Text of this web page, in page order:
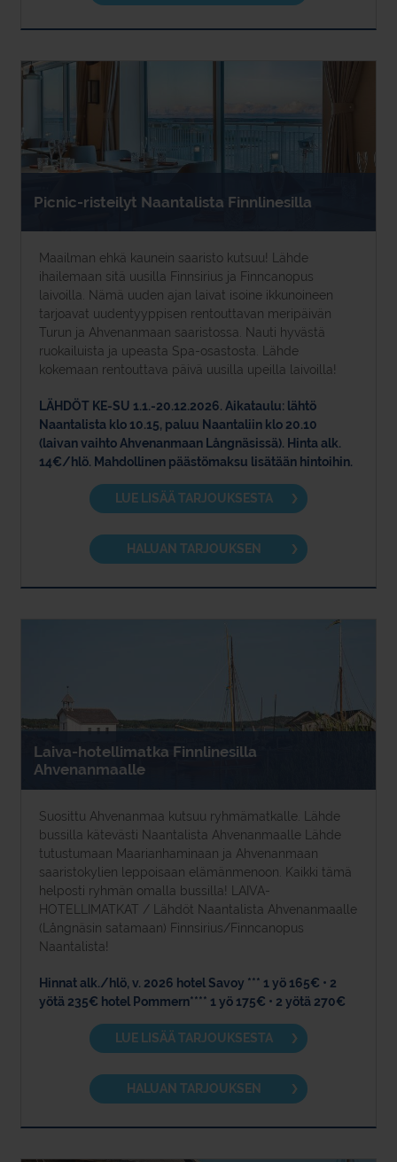
Picnic-risteilyt Naantalista Finnlinesilla
Maailman ehkä kaunein saaristo kutsuu! Lähde
ihailemaan sitä uusilla Finnsirius ja Finncanopus
laivoilla. Nämä uuden ajan laivat isoine ikkunoineen
tarjoavat uudentyyppisen rentouttavan meripäivän
Turun ja Ahvenanmaan saaristossa. Nauti hyvästä
ruokailuista ja upeasta Spa-osastosta. Lähde
kokemaan rentouttava päivä uusilla upeilla laivoilla!
LÄHDÖT KE-SU 1.1.-20.12.2026. Aikataulu: lähtö
Naantalista klo 10.15, paluu Naantaliin klo 20.10
(laivan vaihto Ahvenanmaan Långnäsissä). Hinta alk.
14€/hlö. Mahdollinen päästömaksu lisätään hintoihin.
LUE LISÄÄ TARJOUKSESTA
HALUAN TARJOUKSEN
Laiva-hotellimatka Finnlinesilla
Ahvenanmaalle
Suosittu Ahvenanmaa kutsuu ryhmämatkalle. Lähde
bussilla kätevästi Naantalista Ahvenanmaalle Lähde
tutustumaan Maarianhaminaan ja Ahvenanmaan
saaristokylien leppoisaan elämänmenoon. Kaikki tämä
helposti ryhmän omalla bussilla! LAIVA-
HOTELLIMATKAT / Lähdöt Naantalista Ahvenanmaalle
(Långnäsin satamaan) Finnsirius/Finncanopus
Naantalista!
Hinnat alk./hlö, v. 2026 hotel Savoy *** 1 yö 165€ • 2
yötä 235€ hotel Pommern**** 1 yö 175€ • 2 yötä 270€
LUE LISÄÄ TARJOUKSESTA
HALUAN TARJOUKSEN